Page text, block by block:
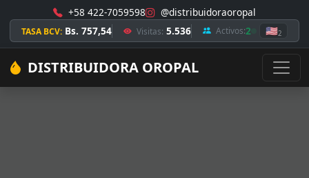
+58 422-7059598 @distribuidoraoropal
TASA BCV: Bs. 757,54 Visitas: 5.536 Activos:2 🇺🇸2
DISTRIBUIDORA OROPAL